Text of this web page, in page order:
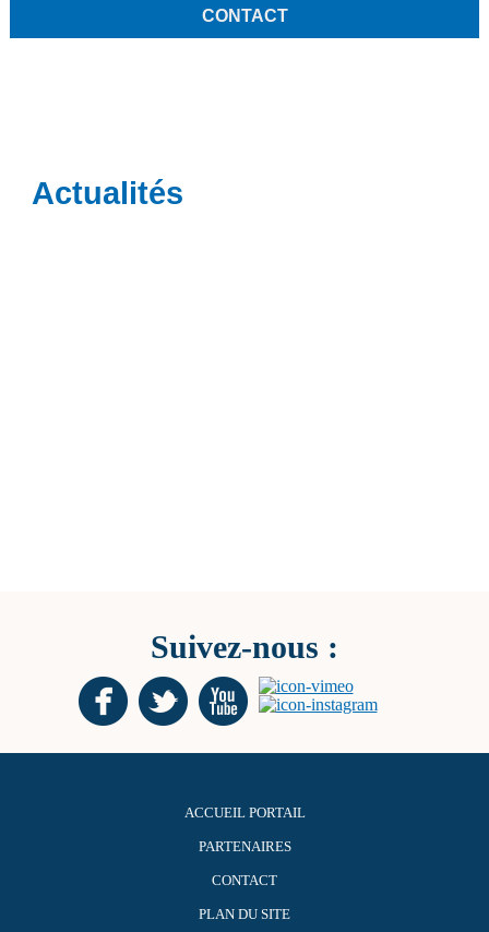
CONTACT
Actualités
Suivez-nous :
ACCUEIL PORTAIL
PARTENAIRES
CONTACT
PLAN DU SITE